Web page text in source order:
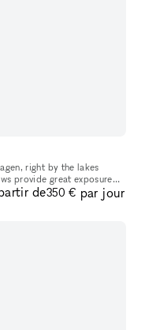
right by the lakes
provide great exposure
exhibition
de350 € par jour